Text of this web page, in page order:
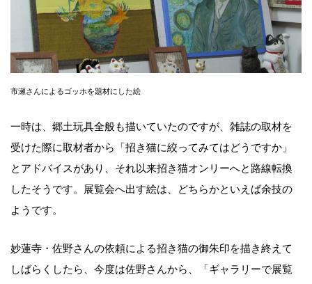
市瀬さんによるゴッホを題材にした絵
一時は、郷土玩具全般も描いていたのですが、雑誌の取材を
受けた際に取材者から「招き猫に絞ってみてはどうですか」
とアドバイスがあり、それ以来招き猫オンリーへと路線転換
したそうです。展覧会へ出す絵は、どちらかといえば余技の
ようです。
妙蓮寺・佐野さんの依頼による招き猫の御朱印を描き終えて
しばらくしたら、今度は佐野さんから、「ギャラリーで展覧